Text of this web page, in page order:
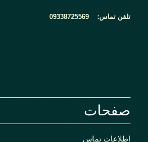
تلفن تماس: 09338725569
صفحات
اطلاعات تماس